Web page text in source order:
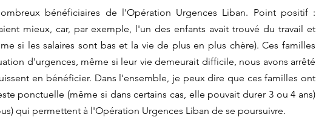
bénéficiaires de l'Opération Urgences Liban. Point positif :
mieux, car, par exemple, l'un des enfants avait trouvé du travail et
si les salaires sont bas et la vie de plus en plus chère). Ces familles
d'urgences, même si leur vie demeurait difficile, nous avons arrêté
en bénéficier. Dans l'ensemble, je peux dire que ces familles ont
ponctuelle (même si dans certains cas, elle pouvait durer 3 ou 4 ans)
qui permettent à l'Opération Urgences Liban de se poursuivre.